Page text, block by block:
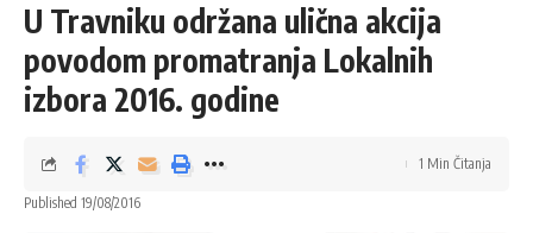
U Travniku održana ulična akcija
povodom promatranja Lokalnih
izbora 2016. godine
Published 19/08/2016
1 Min Čitanja